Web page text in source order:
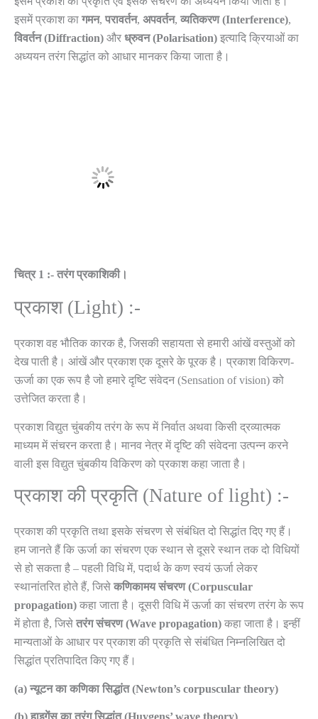
इसमें प्रकाश का गमन, परावर्तन, अपवर्तन, व्यतिकरण (Interference),
विवर्तन (Diffraction) और ध्रुवन (Polarisation) इत्यादि क्रियाओं का
अध्ययन तरंग सिद्धांत को आधार मानकर किया जाता है।
चित्र 1 :- तरंग प्रकाशिकी।
प्रकाश (Light) :-
प्रकाश वह भौतिक कारक है, जिसकी सहायता से हमारी आंखें वस्तुओं को
देख पाती है। आंखें और प्रकाश एक दूसरे के पूरक है। प्रकाश विकिरण-
ऊर्जा का एक रूप है जो हमारे दृष्टि संवेदन (Sensation of vision) को
उत्तेजित करता है।
प्रकाश विद्युत चुंबकीय तरंग के रूप में निर्वात अथवा किसी द्रव्यात्मक
माध्यम में संचरन करता है। मानव नेत्र में दृष्टि की संवेदना उत्पन्न करने
वाली इस विद्युत चुंबकीय विकिरण को प्रकाश कहा जाता है।
प्रकाश की प्रकृति (Nature of light) :-
प्रकाश की प्रकृति तथा इसके संचरण से संबंधित दो सिद्धांत दिए गए हैं।
हम जानते हैं कि ऊर्जा का संचरण एक स्थान से दूसरे स्थान तक दो विधियों
से हो सकता है – पहली विधि में, पदार्थ के कण स्वयं ऊर्जा लेकर
स्थानांतरित होते हैं, जिसे कणिकामय संचरण (Corpuscular
propagation) कहा जाता है। दूसरी विधि में ऊर्जा का संचरण तरंग के रूप
में होता है, जिसे तरंग संचरण (Wave propagation) कहा जाता है। इन्हीं
मान्यताओं के आधार पर प्रकाश की प्रकृति से संबंधित निम्नलिखित दो
सिद्धांत प्रतिपादित किए गए हैं।
(a) न्यूटन का कणिका सिद्धांत (Newton’s corpuscular theory)